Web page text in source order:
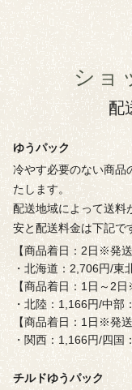
ショ
配
ゆうパック
冷やす必要のない商品
たします。
配送地域によって送料
安と配送料金は下記で
【商品着日：2日※発送
・北海道：2,706円/
【商品着日：1日～2
・北陸：1,166円/中部
【商品着日：1日※発送
・関西：1,166円/四
チルドゆうパック